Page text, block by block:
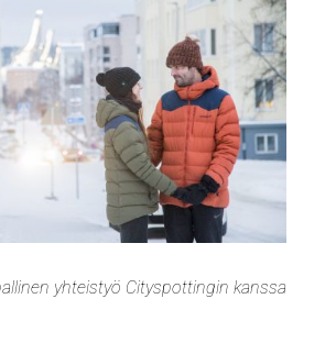
yhteistyö Cityspottingin kanssa